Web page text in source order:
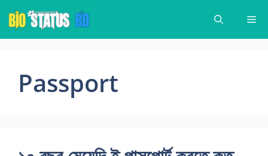
Skip
content
Passport